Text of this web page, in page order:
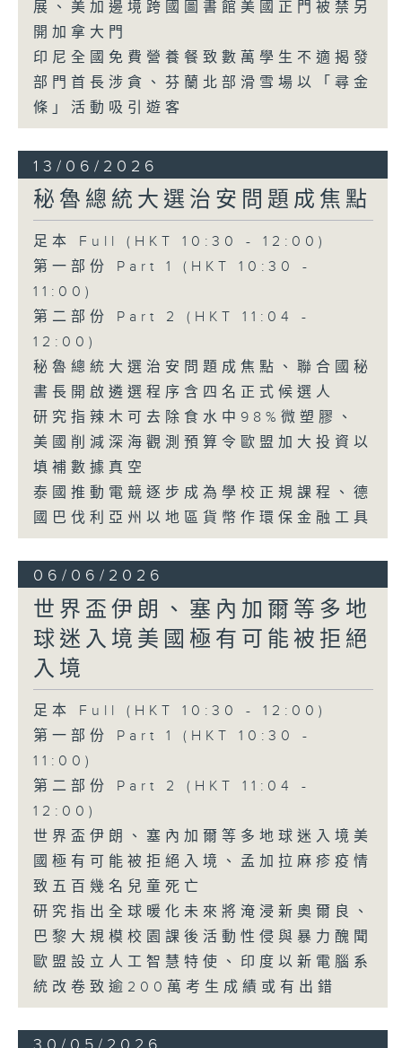
展、美加邊境跨國圖書館美國正門被禁另
開加拿大門
印尼全國免費營養餐致數萬學生不適揭發
部門首長涉貪、芬蘭北部滑雪場以「尋金
條」活動吸引遊客
13/06/2026
秘魯總統大選治安問題成焦點
足本 Full (HKT 10:30 - 12:00)
第一部份 Part 1 (HKT 10:30 -
11:00)
第二部份 Part 2 (HKT 11:04 -
12:00)
秘魯總統大選治安問題成焦點、聯合國秘
書長開啟遴選程序含四名正式候選人
研究指辣木可去除食水中98%微塑膠、
美國削減深海觀測預算令歐盟加大投資以
填補數據真空
泰國推動電競逐步成為學校正規課程、德
國巴伐利亞州以地區貨幣作環保金融工具
06/06/2026
世界盃伊朗、塞內加爾等多地
球迷入境美國極有可能被拒絕
入境
足本 Full (HKT 10:30 - 12:00)
第一部份 Part 1 (HKT 10:30 -
11:00)
第二部份 Part 2 (HKT 11:04 -
12:00)
世界盃伊朗、塞內加爾等多地球迷入境美
國極有可能被拒絕入境、孟加拉麻疹疫情
致五百幾名兒童死亡
研究指出全球暖化未來將淹浸新奧爾良、
巴黎大規模校園課後活動性侵與暴力醜聞
歐盟設立人工智慧特使、印度以新電腦系
統改卷致逾200萬考生成績或有出錯